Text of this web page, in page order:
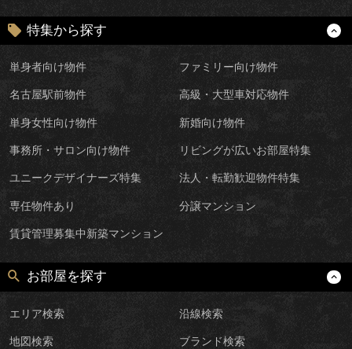
特集から探す
単身者向け物件 ファミリー向け物件
名古屋駅前物件 高級・大型車対応物件
単身女性向け物件 新婚向け物件
事務所・サロン向け物件 リビングが広いお部屋特集
ユニークデザイナーズ特集 法人・転勤歓迎物件特集
専任物件あり 分譲マンション
賃貸管理募集中新築マンション
お部屋を探す
エリア検索 沿線検索
地図検索 ブランド検索